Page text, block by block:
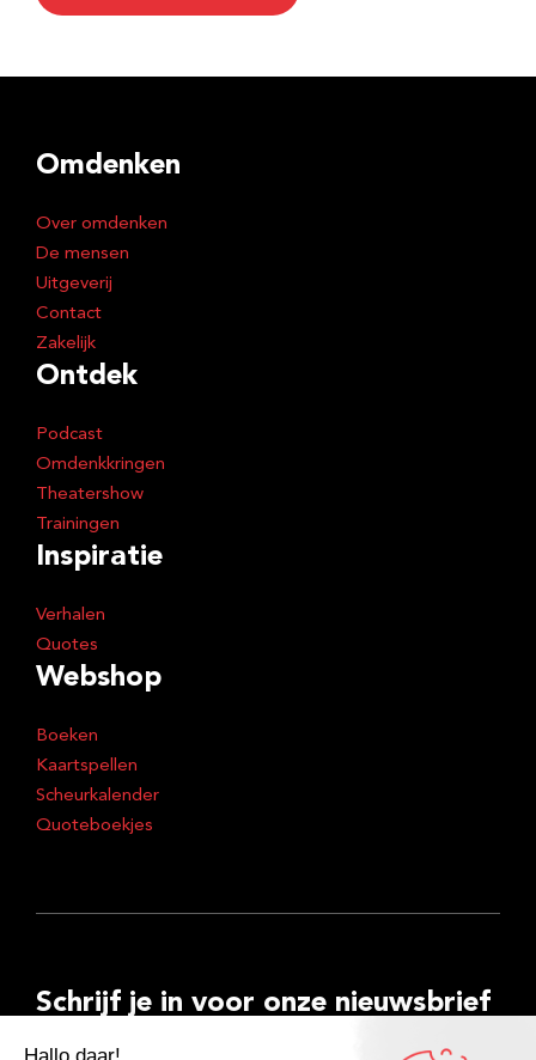
Omdenken
Over omdenken
De mensen
Uitgeverij
Contact
Zakelijk
Ontdek
Podcast
Omdenkkringen
Theatershow
Trainingen
Inspiratie
Verhalen
Quotes
Webshop
Boeken
Kaartspellen
Scheurkalender
Quoteboekjes
Schrijf je in voor onze nieuwsbrief